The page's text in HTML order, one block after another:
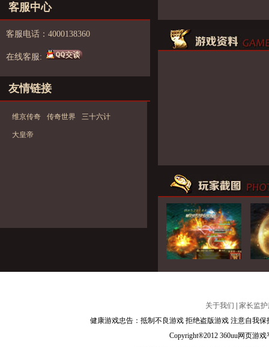
客服中心
客服电话：4000138360
在线客服:
友情链接
维京传奇 传奇世界 三十六计
大皇帝
关于我们
家长监
健康游戏忠告：抵制不良游戏 拒绝盗版游戏 注意自我
Copyright®2012 360uu网页游